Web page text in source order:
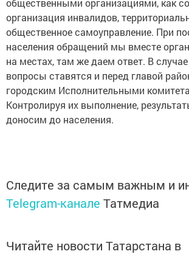
общественными организациями, как
организация инвалидов,
общественное самоуправление. При
населения обращений мы вместе
на местах, там же даем ответ. В
вопросы ставятся и перед главой
городским Исполнительными
Контролируя их выполнение,
доносим до населения.
Следите за самым важным и
Telegram-канале Татмедиа
Читайте новости Татарстана в